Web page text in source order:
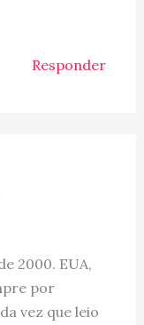
Responder
2000. EUA,
por
vez que leio